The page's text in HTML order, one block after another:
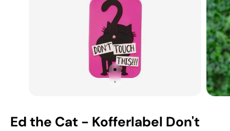
Ed the Cat - Kofferlabel Don't